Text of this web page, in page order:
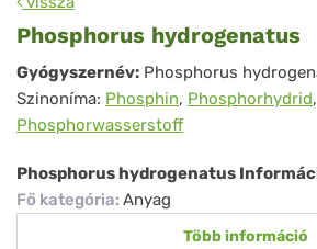
Phosphorus hydrogenatus
Phosphorus
hydrogenatus
Gyógyszernév: Phosphorus
Szinoníma: Phosphin, Phosphorhydrid,
Phosphorwasserstoff
Phosphorus hydrogenatus
Fő kategória: Anyag
Több információ